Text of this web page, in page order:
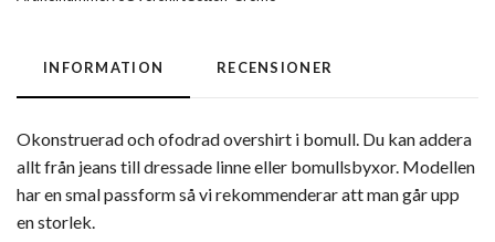
INFORMATION RECENSIONER
Okonstruerad och ofodrad overshirt i bomull. Du kan addera
allt från jeans till dressade linne eller bomullsbyxor. Modellen
har en smal passform så vi rekommenderar att man går upp
en storlek.